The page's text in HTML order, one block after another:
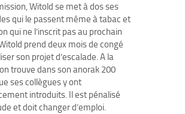
Witold se met à dos ses
qui le passent même à tabac et
qui ne l’inscrit pas au prochain
prend deux mois de congé
son projet d’escalade. A la
trouve dans son anorak 200
ses collègues y ont
introduits. Il est pénalisé
et doit changer d’emploi.